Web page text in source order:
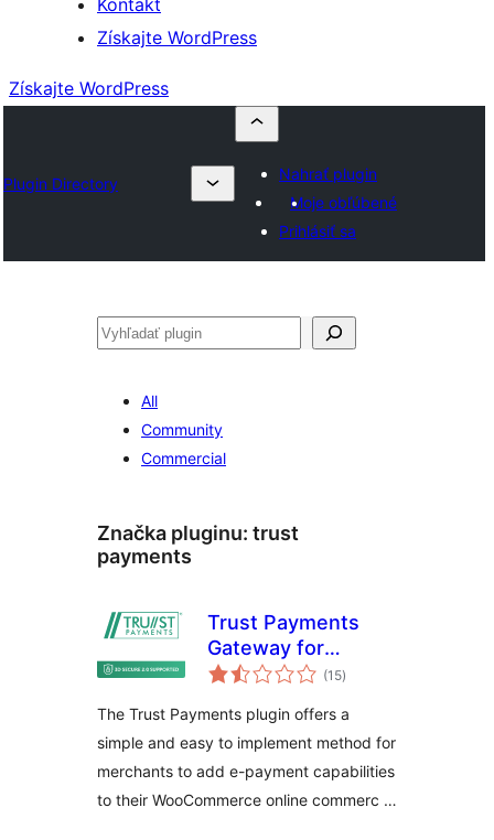
Kontakt
Získajte WordPress
Získajte WordPress
Plugin Directory
Nahrať plugin
Moje obľúbené
Prihlásiť sa
Hľadať
All
Community
Commercial
Značka pluginu: trust
payments
Trust Payments
Gateway for
WooCommerce
(15celkové
hodnotenie
)
The Trust Payments plugin offers a
simple and easy to implement method for
merchants to add e-payment capabilities
to their WooCommerce online commerc …